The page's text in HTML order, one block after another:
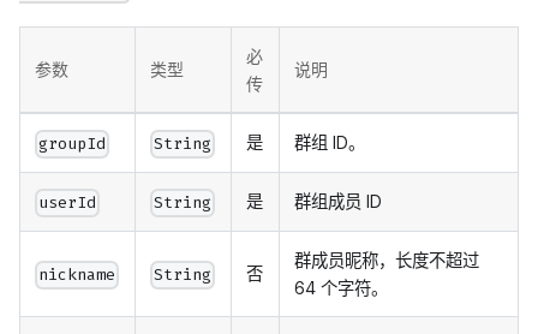
参数 类型
必
传
说明
groupId String 是 群组 ID。
userId String 是 群组成员 ID
nickname String 否
群成员昵称，长度不超过
64 个字符。